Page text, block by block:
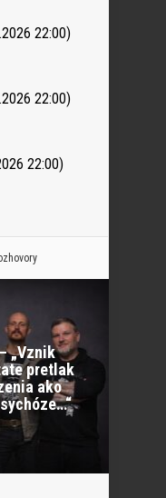
22:00)
22:00)
22:00)
„Vznik
pretlak
ako